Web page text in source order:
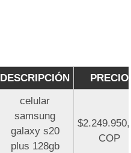
DESCRIPCIÓN PRECIO
celular
samsung
galaxy s20
plus 128gb
COP